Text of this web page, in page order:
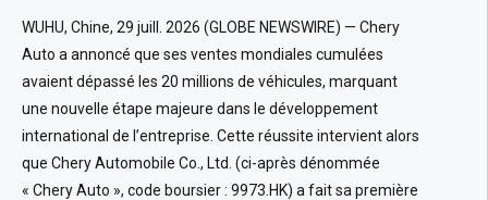
WUHU, Chine, 29 juill. 2026 (GLOBE NEWSWIRE) — Chery
Auto a annoncé que ses ventes mondiales cumulées
avaient dépassé les 20 millions de véhicules, marquant
une nouvelle étape majeure dans le développement
international de l’entreprise. Cette réussite intervient alors
que Chery Automobile Co., Ltd. (ci-après dénommée
« Chery Auto », code boursier : 9973.HK) a fait sa première